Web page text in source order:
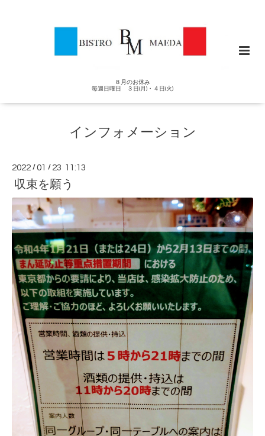
８月のお休み
毎週日曜日 ３日(月)・４日(火)
インフォメーション
2022 /01 / 23 11:13
収束を願う